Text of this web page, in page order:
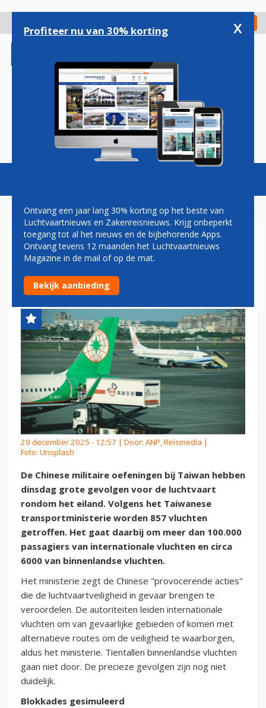
gaan
Check in
Magazine Podcasts Vacatures
CHINESE MILITAIRE
OEFENINGEN ONTREGELEN
VLIEGVERKEER TAIWAN
29 december 2025 - 12:57 | Door: ANP, Reismedia |
Foto: Unsplash
De Chinese militaire oefeningen bij Taiwan hebben
dinsdag grote gevolgen voor de luchtvaart
rondom het eiland. Volgens het Taiwanese
transportministerie worden 857 vluchten
getroffen. Het gaat daarbij om meer dan 100.000
passagiers van internationale vluchten en circa
6000 van binnenlandse vluchten.
Het ministerie zegt de Chinese "provocerende acties"
die de luchtvaartveiligheid in gevaar brengen te
veroordelen. De autoriteiten leiden internationale
vluchten om van gevaarlijke gebieden of komen met
alternatieve routes om de veiligheid te waarborgen,
aldus het ministerie. Tientallen binnenlandse vluchten
gaan niet door. De precieze gevolgen zijn nog niet
duidelijk.
Blokkades gesimuleerd
Profiteer nu van 30% korting x
Ontvang een jaar lang 30% korting op het beste van
Luchtvaartnieuws en Zakenreisnieuws. Krijg onbeperkt
toegang tot al het nieuws en de bijbehorende Apps.
Ontvang tevens 12 maanden het Luchtvaartnieuws
Magazine in de mail of op de mat.
Bekijk aanbieding